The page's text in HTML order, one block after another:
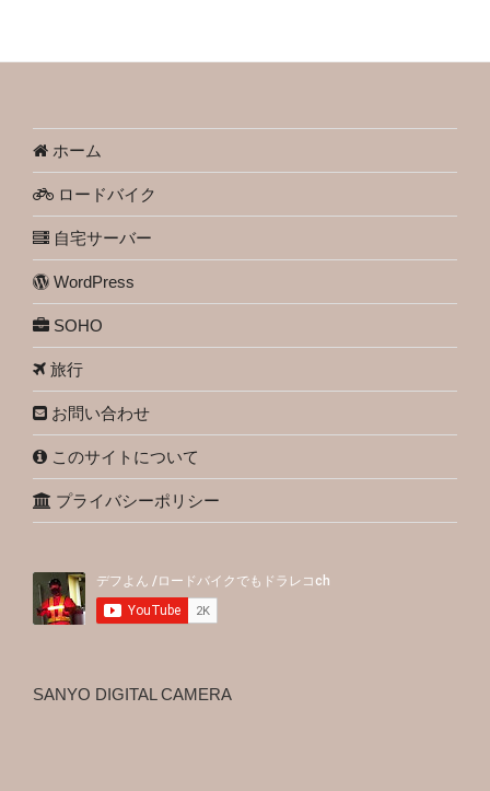
ホーム
ロードバイク
自宅サーバー
WordPress
SOHO
旅行
お問い合わせ
このサイトについて
プライバシーポリシー
SANYO DIGITAL CAMERA